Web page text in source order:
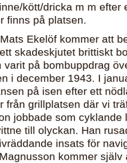
kött/dricka m m efter
finns på platsen.
Ekelöf kommer att
skadeskjutet brittiskt
varit på bombuppdrag
i december 1943. I
på isen efter ett
från grillplatsen där vi
jobbade som cyklande
till olyckan. Han
insats för
kommer